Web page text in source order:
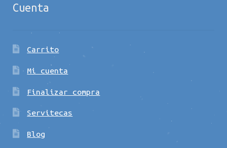
Cuenta
Carrito
Mi cuenta
Finalizar compra
Servitecas
Blog